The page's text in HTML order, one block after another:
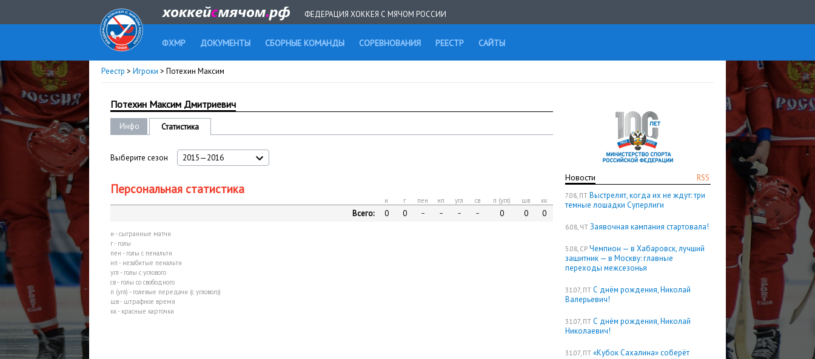
ФЕДЕРАЦИЯ ХОККЕЯ С МЯЧОМ РОССИИ
ФХМР ДОКУМЕНТЫ СБОРНЫЕ КОМАНДЫ СОРЕВНОВАНИЯ РЕЕСТР САЙТЫ
Реестр > Игроки > Потехин Максим
RSS
Новости
7.08, ПТ Выстрелят, когда их не ждут: три
темные лошадки Суперлиги
6.08, ЧТ Заявочная кампания стартовала!
5.08, СР Чемпион — в Хабаровск, лучший
защитник — в Москву: главные
переходы межсезонья
31.07, ПТ С днём рождения, Николай
Валерьевич!
31.07, ПТ С днём рождения, Николай
Николаевич!
31.07, ПТ «Кубок Сахалина» соберёт
Потехин Максим Дмитриевич
Инфо Статистика
Выберите сезон 2015—2016
Персональная статистика
и г пен нп угл св п (угл) шв кк
Всего: 0 0 – – – – 0 0 0
и - сыгранные матчи
г - голы
пен - голы с пенальти
нп - незабитые пенальти
угл - голы с углового
св - голы со свободного
п (угл) - голевые передачи (с углового)
шв - штрафное время
кк - красные карточки